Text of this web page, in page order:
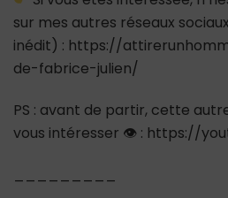
sur mes autres réseaux
inédit) : https://
de-fabrice-julien/
PS : avant de partir, cette
vous intéresser 👁 : https://